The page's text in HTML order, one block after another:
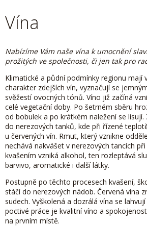
Vína
Nabízíme Vám naše vína k umocnění
prožitých ve společnosti, či jen tak pro
Klimatické a půdní podmínky regionu mají
charakter zdejších vín, vyznačují se
svěžestí ovocných tónů. Víno již začíná
celé vegetační doby. Po šetrném sběru
od bobulek a po krátkém naležení se
do nerezových tanků, kde při řízené
u červených vín. Rmut, který vznikne
nechává nakvášet v nerezových tancích
kvašením vzniká alkohol, ten rozleptává
barvivo, aromatické i další látky.
Postupně po těchto procesech kvašení,
stáčí do nerezových nádob. Červená vína
sudech. Vyškolená a dozrálá vína se
poctivé práce je kvalitní víno a
na prvním místě.